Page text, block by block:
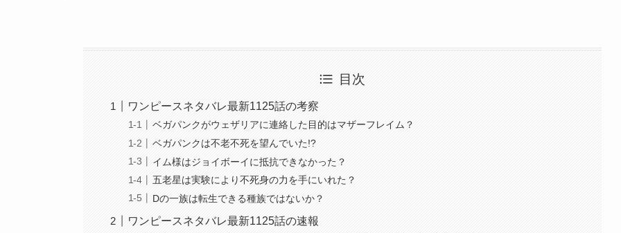
目次
ワンピースネタバレ最新1125話の考察
ベガパンクがウェザリアに連絡した目的はマザーフレイム？
ベガパンクは不老不死を望んでいた!?
イム様はジョイボーイに抵抗できなかった？
五老星は実験により不死身の力を手にいれた？
Dの一族は転生できる種族ではないか？
ワンピースネタバレ最新1125話の速報